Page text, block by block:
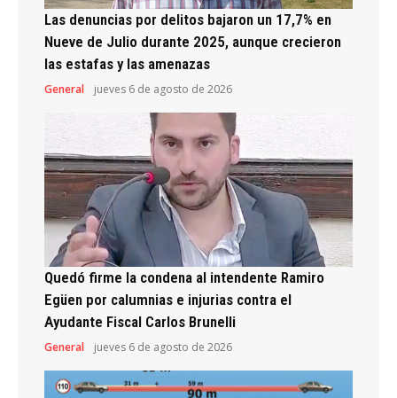
Las denuncias por delitos bajaron un 17,7% en
Nueve de Julio durante 2025, aunque crecieron
las estafas y las amenazas
General jueves 6 de agosto de 2026
Quedó firme la condena al intendente Ramiro
Egüen por calumnias e injurias contra el
Ayudante Fiscal Carlos Brunelli
General jueves 6 de agosto de 2026